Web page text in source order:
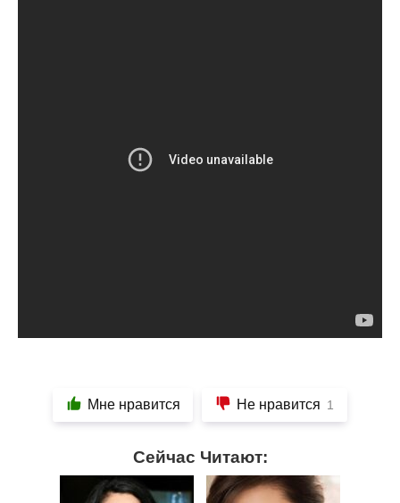
Мне нравится Не нравится 1
Сейчас Читают: